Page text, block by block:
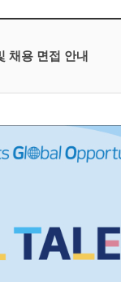
채용 면접 안내